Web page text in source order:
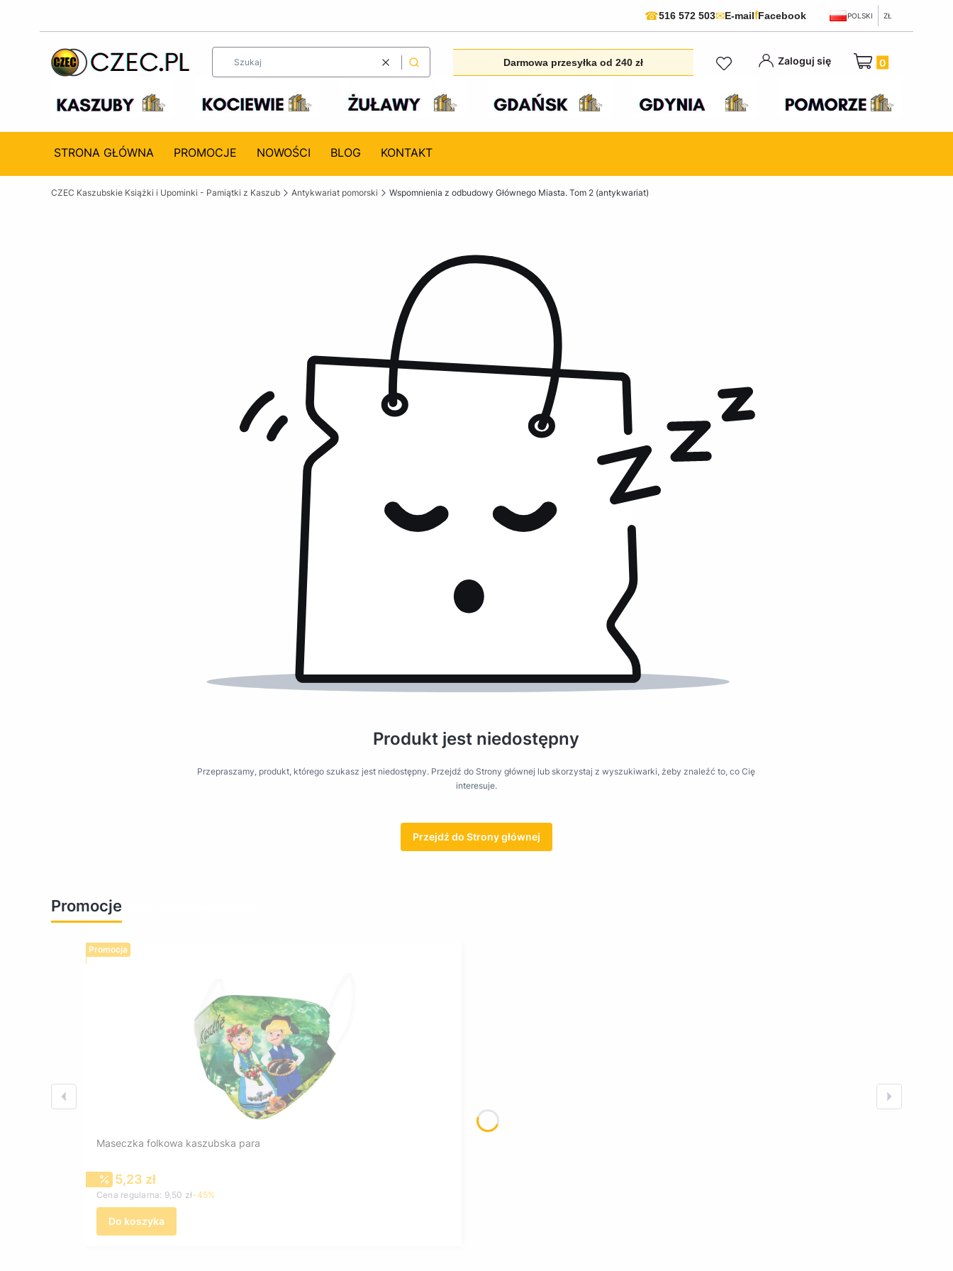
☎516 572 503✉E-mailfFacebook POLSKI ZŁ
WyczyśćSzukaj Darmowa przesyłka od 240 zł Zaloguj się Produkty w
STRONA GŁÓWNA PROMOCJE NOWOŚCI BLOG KONTAKT
CZEC Kaszubskie Książki i Upominki - Pamiątki z Kaszub Antykwariat pomorski Wspomnienia z odbudowy Głównego Miasta. Tom 2 (antykwariat)
Produkt jest niedostępny
Przepraszamy, produkt, którego szukasz jest niedostępny. Przejdź do Strony głównej lub skorzystaj z wyszukiwarki, żeby znaleźć to, co Cię
interesuje.
Przejdź do Strony głównej
Promocje
Promocja
Maseczka folkowa kaszubska para
Cena promocyjna
5,23 zł
Cena regularna: 9,50 zł-45%
Do koszyka